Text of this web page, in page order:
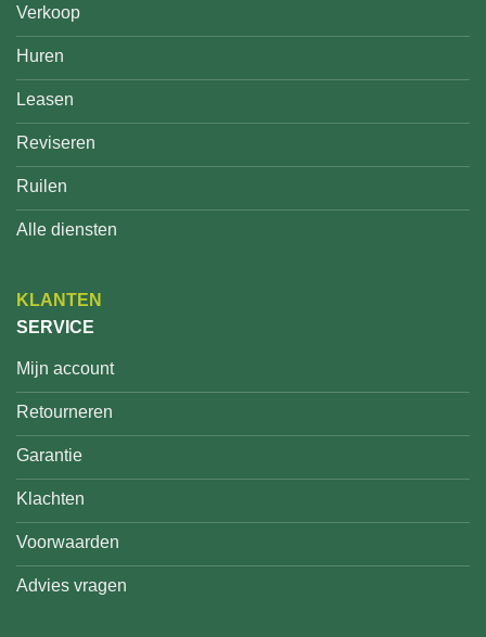
Verkoop
Huren
Leasen
Reviseren
Ruilen
Alle diensten
KLANTEN
SERVICE
Mijn account
Retourneren
Garantie
Klachten
Voorwaarden
Advies vragen